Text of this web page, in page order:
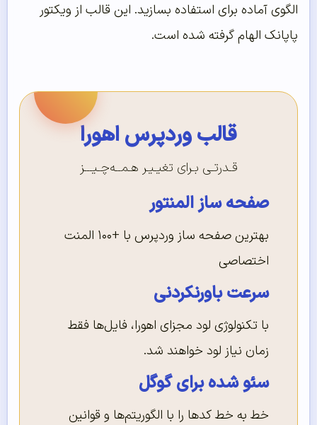
الگوی آماده برای استفاده بسازید. این قالب از ویکتور
پاپانک الهام گرفته شده است.
قالب وردپرس اهورا
قـدرتـی بـرای تغیـیـر هـمــه‌چـیـــز
صفحه ساز المنتور
بهترین صفحه ساز وردپرس با +۱۰۰ المنت
اختصاصی
سرعت باورنکردنی
با تکنولوژی لود مجزای اهورا، فایل‌ها فقط
زمان نیاز لود خواهند شد.
سئو شده برای گوگل
خط به خط کدها را با الگوریتم‌ها و قوانین